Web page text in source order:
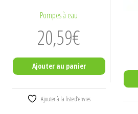
Pompes à eau
20,59€
Ajouter au panier
Ajouter à la liste d’envies